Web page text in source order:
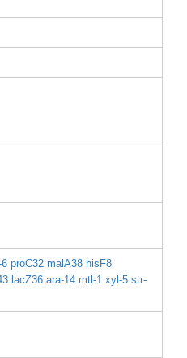
6 proC32 malA38 hisF8
3 lacZ36 ara-14 mtl-1 xyl-5 str-